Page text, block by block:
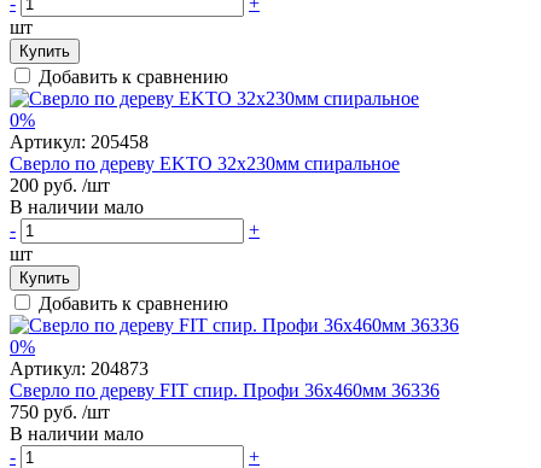
шт
Купить
Добавить к сравнению
0%
Артикул: 205458
Сверло по дереву EKTO 32х230мм спиральное
200 руб. /шт
В наличии мало
-
+
шт
Купить
Добавить к сравнению
0%
Артикул: 204873
Сверло по дереву FIT спир. Профи 36х460мм 36336
750 руб. /шт
В наличии мало
-
+